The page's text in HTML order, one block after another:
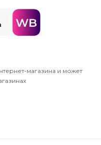
магазина и может